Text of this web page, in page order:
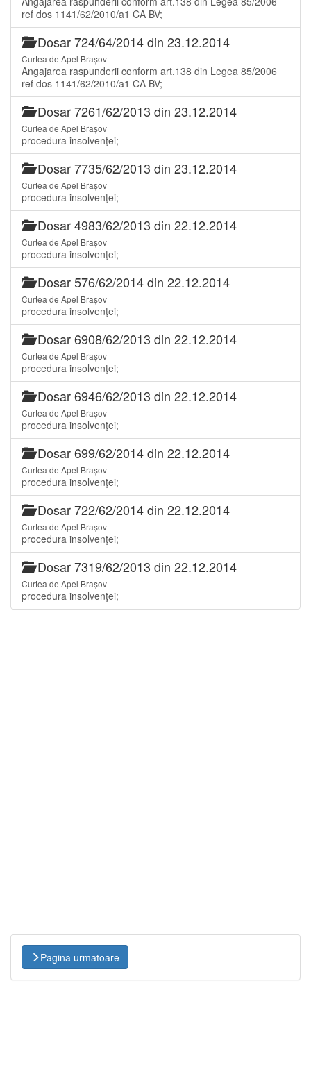
ref dos 1141/62/2010/a1 CA BV;
Dosar 724/64/2014 din 23.12.2014
Curtea de Apel Brașov
Angajarea raspunderii conform art.138 din Legea 85/2006
ref dos 1141/62/2010/a1 CA BV;
Dosar 7261/62/2013 din 23.12.2014
Curtea de Apel Brașov
procedura insolvenţei;
Dosar 7735/62/2013 din 23.12.2014
Curtea de Apel Brașov
procedura insolvenţei;
Dosar 4983/62/2013 din 22.12.2014
Curtea de Apel Brașov
procedura insolvenţei;
Dosar 576/62/2014 din 22.12.2014
Curtea de Apel Brașov
procedura insolvenţei;
Dosar 6908/62/2013 din 22.12.2014
Curtea de Apel Brașov
procedura insolvenţei;
Dosar 6946/62/2013 din 22.12.2014
Curtea de Apel Brașov
procedura insolvenţei;
Dosar 699/62/2014 din 22.12.2014
Curtea de Apel Brașov
procedura insolvenţei;
Dosar 722/62/2014 din 22.12.2014
Curtea de Apel Brașov
procedura insolvenţei;
Dosar 7319/62/2013 din 22.12.2014
Curtea de Apel Brașov
procedura insolvenţei;
Pagina urmatoare